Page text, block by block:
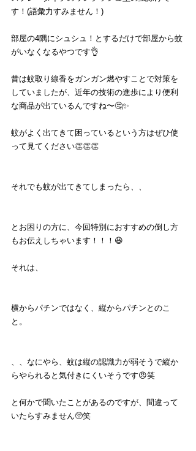
す！(語彙力すみません！)
部屋の4隅にシュシュ！とするだけで部屋から蚊
がいなくなるやつです👌
昔は蚊取り線香をガンガン燃やすことで対策を
していましたが、近年の技術の進歩により便利
な商品が出ているんですね〜🤔✨
蚊がよく出てきて困っているという方はぜひ使
って見てください👏👏👏
それでも蚊が出てきてしまったら、、
とお困りの方に、今回特別におすすめの倒し方
もお伝えしちゃいます！！！😆
それは、
横からパチンではなく、縦からパチンとのこ
と。
、、なにやら、蚊は縦の認識力が弱そうで縦か
らやられると気付きにくいそうです😠笑
と何かで聞いたことがあるのですが、間違って
いたらすみません🥺笑